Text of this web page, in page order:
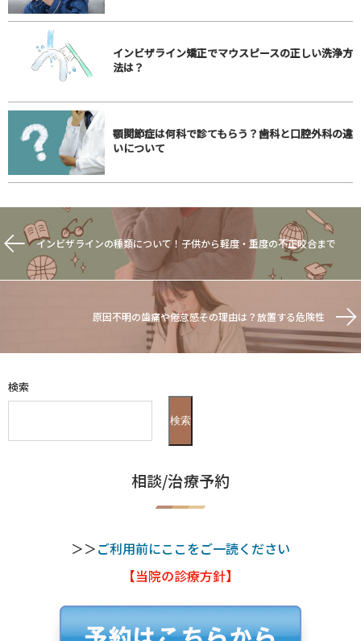
インビザライン矯正でマウスピースの正しい洗浄方
法は？
顎関節症は何科で診てもらう？歯科と口腔外科の違
いについて
インビザラインの種類について！子供から軽度・重度の不正咬合まで
原因不明の歯痛や倦怠感その理由は？放置する危険性
検索
検索
相談/治療予約
＞＞ご利用前にここをご一読ください
【当院の診療方針】